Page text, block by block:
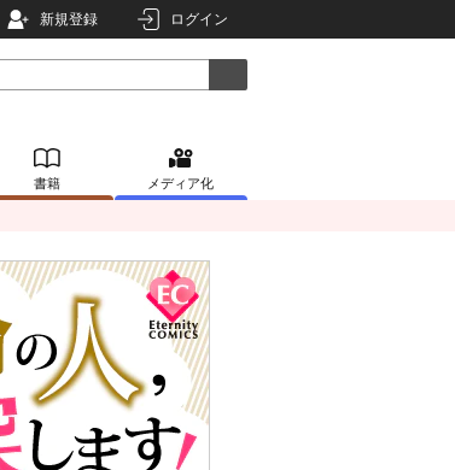
新規登録 ログイン
書籍 メディア化